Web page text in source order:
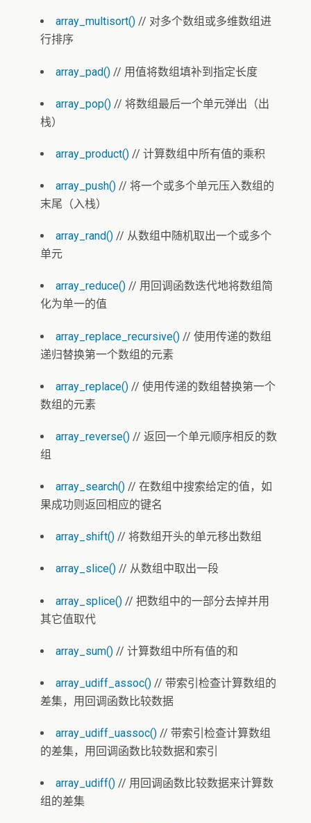
array_multisort() // 对多个数组或多维数组进
行排序
array_pad() // 用值将数组填补到指定长度
array_pop() // 将数组最后一个单元弹出（出
栈）
array_product() // 计算数组中所有值的乘积
array_push() // 将一个或多个单元压入数组的
末尾（入栈）
array_rand() // 从数组中随机取出一个或多个
单元
array_reduce() // 用回调函数迭代地将数组简
化为单一的值
array_replace_recursive() // 使用传递的数组
递归替换第一个数组的元素
array_replace() // 使用传递的数组替换第一个
数组的元素
array_reverse() // 返回一个单元顺序相反的数
组
array_search() // 在数组中搜索给定的值，如
果成功则返回相应的键名
array_shift() // 将数组开头的单元移出数组
array_slice() // 从数组中取出一段
array_splice() // 把数组中的一部分去掉并用
其它值取代
array_sum() // 计算数组中所有值的和
array_udiff_assoc() // 带索引检查计算数组的
差集，用回调函数比较数据
array_udiff_uassoc() // 带索引检查计算数组
的差集，用回调函数比较数据和索引
array_udiff() // 用回调函数比较数据来计算数
组的差集